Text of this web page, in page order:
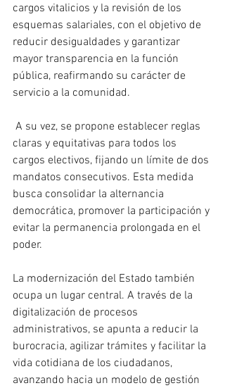
cargos vitalicios y la revisión de los
esquemas salariales, con el objetivo de
reducir desigualdades y garantizar
mayor transparencia en la función
pública, reafirmando su carácter de
servicio a la comunidad.
A su vez, se propone establecer reglas
claras y equitativas para todos los
cargos electivos, fijando un límite de dos
mandatos consecutivos. Esta medida
busca consolidar la alternancia
democrática, promover la participación y
evitar la permanencia prolongada en el
poder.
La modernización del Estado también
ocupa un lugar central. A través de la
digitalización de procesos
administrativos, se apunta a reducir la
burocracia, agilizar trámites y facilitar la
vida cotidiana de los ciudadanos,
avanzando hacia un modelo de gestión